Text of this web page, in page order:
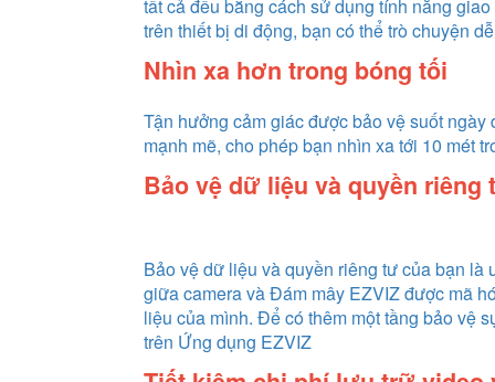
tất cả đều bằng cách sử dụng tính năng
trên thiết bị di động, bạn có thể trò chuyện
Nhìn xa hơn trong bóng tối
Tận hưởng cảm giác được bảo vệ suốt
mạnh mẽ, cho phép bạn nhìn xa tới 10 mét
Bảo vệ dữ liệu và quyền riêng
Bảo vệ dữ liệu và quyền riêng tư của bạn
giữa camera và Đám mây EZVIZ được mã
liệu của mình. Để có thêm một tầng bảo vệ
trên Ứng dụng EZVIZ